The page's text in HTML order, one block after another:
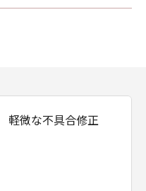
軽微な不具合修正